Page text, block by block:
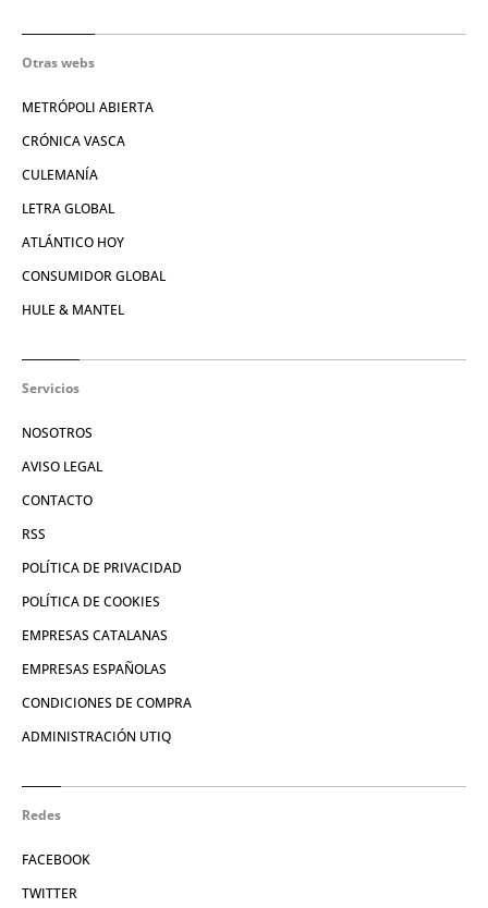
Otras webs
METRÓPOLI ABIERTA
CRÓNICA VASCA
CULEMANÍA
LETRA GLOBAL
ATLÁNTICO HOY
CONSUMIDOR GLOBAL
HULE & MANTEL
Servicios
NOSOTROS
AVISO LEGAL
CONTACTO
RSS
POLÍTICA DE PRIVACIDAD
POLÍTICA DE COOKIES
EMPRESAS CATALANAS
EMPRESAS ESPAÑOLAS
CONDICIONES DE COMPRA
ADMINISTRACIÓN UTIQ
Redes
FACEBOOK
TWITTER